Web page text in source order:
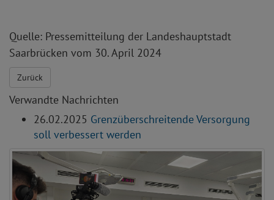
Quelle: Pressemitteilung der Landeshauptstadt
Saarbrücken vom 30. April 2024
Zurück
Verwandte Nachrichten
26.02.2025 Grenzüberschreitende Versorgung
soll verbessert werden